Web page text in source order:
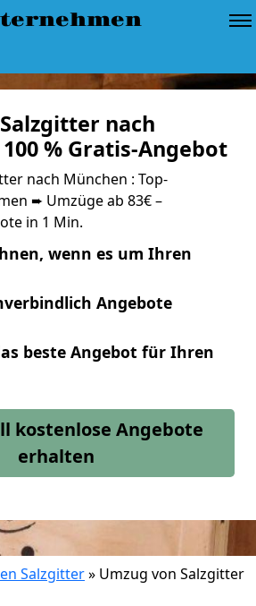
nach
% Gratis-Angebot
nach München : Top-
➨ Umzüge ab 83€ –
in 1 Min.
wenn es um Ihren
Angebote
beste Angebot für Ihren
kostenlose Angebote
erhalten
Salzgitter» Umzug von Salzgitter